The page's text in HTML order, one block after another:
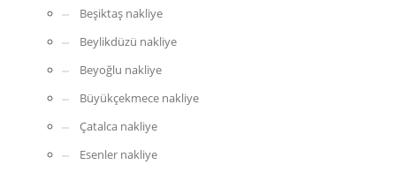
Beşiktaş nakliye
Beylikdüzü nakliye
Beyoğlu nakliye
Büyükçekmece nakliye
Çatalca nakliye
Esenler nakliye